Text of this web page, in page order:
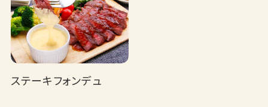
ステーキフォンデュ